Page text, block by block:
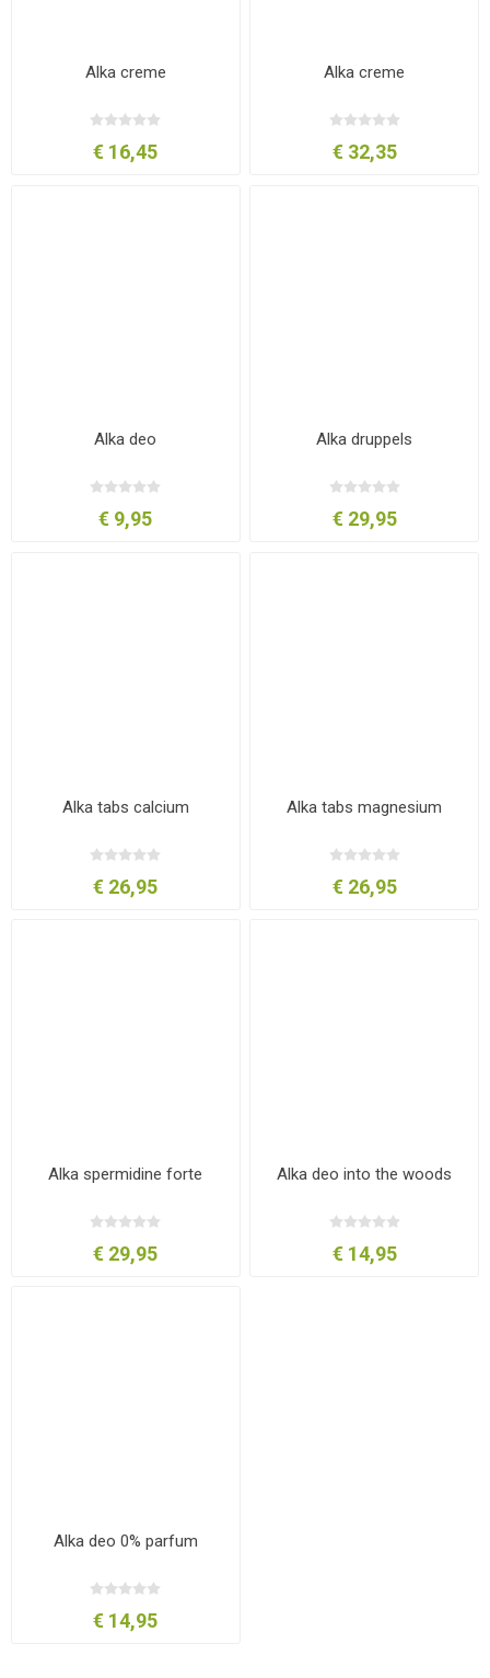
Alka creme
€ 16,45
Alka creme
€ 32,35
Alka deo
€ 9,95
Alka druppels
€ 29,95
Alka tabs calcium
€ 26,95
Alka tabs magnesium
€ 26,95
Alka spermidine forte
€ 29,95
Alka deo into the woods
€ 14,95
Alka deo 0% parfum
€ 14,95